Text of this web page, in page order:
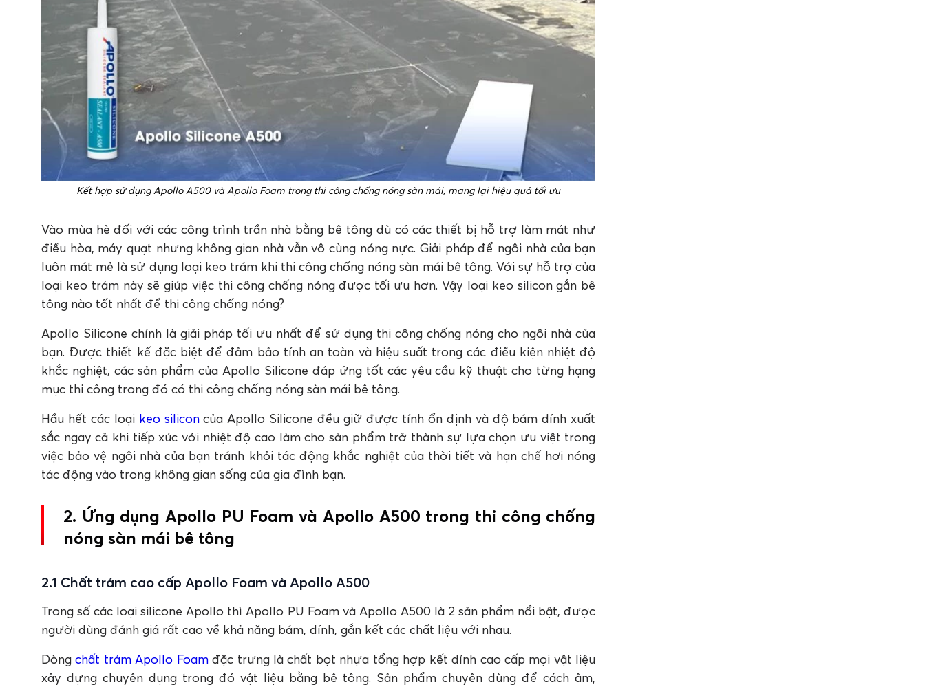
Kết hợp sử dụng Apollo A500 và Apollo Foam trong thi công chống nóng sàn mái, mang lại hiệu quả tối ưu
Vào mùa hè đối với các công trình trần nhà bằng bê tông dù có các thiết bị hỗ trợ làm mát như
điều hòa, máy quạt nhưng không gian nhà vẫn vô cùng nóng nực. Giải pháp để ngôi nhà của bạn
luôn mát mẻ là sử dụng loại keo trám khi thi công chống nóng sàn mái bê tông. Với sự hỗ trợ của
loại keo trám này sẽ giúp việc thi công chống nóng được tối ưu hơn. Vậy loại keo silicon gắn bê
tông nào tốt nhất để thi công chống nóng?
Apollo Silicone chính là giải pháp tối ưu nhất để sử dụng thi công chống nóng cho ngôi nhà của
bạn. Được thiết kế đặc biệt để đảm bảo tính an toàn và hiệu suất trong các điều kiện nhiệt độ
khắc nghiệt, các sản phẩm của Apollo Silicone đáp ứng tốt các yêu cầu kỹ thuật cho từng hạng
mục thi công trong đó có thi công chống nóng sàn mái bê tông.
Hầu hết các loại keo siliconcủa Apollo Silicone đều giữ được tính ổn định và độ bám dính xuất
sắc ngay cả khi tiếp xúc với nhiệt độ cao làm cho sản phẩm trở thành sự lựa chọn ưu việt trong
việc bảo vệ ngôi nhà của bạn tránh khỏi tác động khắc nghiệt của thời tiết và hạn chế hơi nóng
tác động vào trong không gian sống của gia đình bạn.
2. Ứng dụng Apollo PU Foam và Apollo A500 trong thi công chống
nóng sàn mái bê tông
2.1 Chất trám cao cấp Apollo Foam và Apollo A500
Trong số các loại silicone Apollo thì Apollo PU Foam và Apollo A500 là 2 sản phẩm nổi bật, được
người dùng đánh giá rất cao về khả năng bám, dính, gắn kết các chất liệu với nhau.
Dòngchất trám Apollo Foamđặc trưng là chất bọt nhựa tổng hợp kết dính cao cấp mọi vật liệu
xây dựng chuyên dụng trong đó vật liệu bằng bê tông. Sản phẩm chuyên dùng để cách âm,